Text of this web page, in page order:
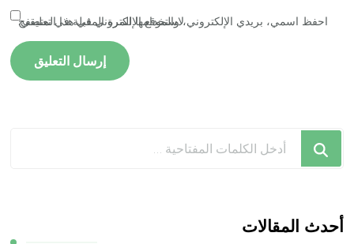
احفظ اسمي، بريدي الإلكتروني، والموقع الإلكتروني في هذا المتصفح لاستخدامها المرة المقبلة في تعليقي.
هل
تبحث
ما؟
أحدث المقالات